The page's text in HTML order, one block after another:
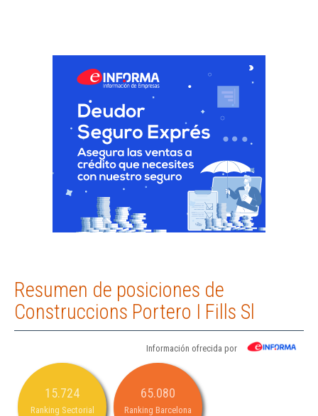
Resumen de posiciones de
Construccions Portero I Fills Sl
Información ofrecida por
15.724
Ranking Sectorial
65.080
Ranking Barcelona